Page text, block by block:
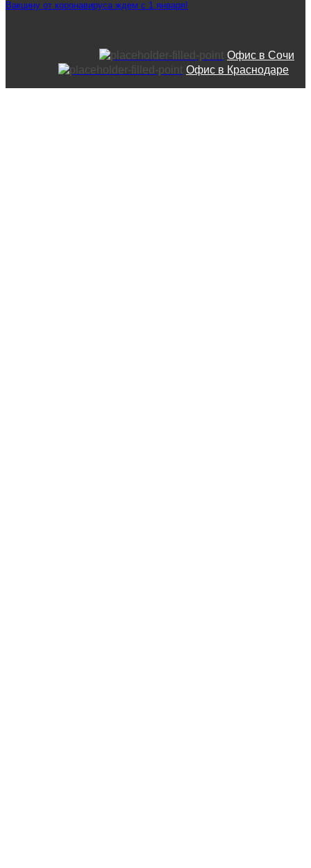
Вакцину от коронавируса ждем с 1 января!
Офис в Сочи
Офис в Краснодаре